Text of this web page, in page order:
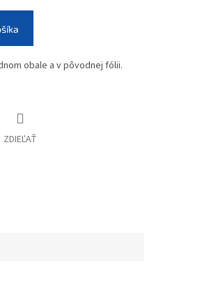
obale a v pôvodnej fólii.
ZDIEĽAŤ